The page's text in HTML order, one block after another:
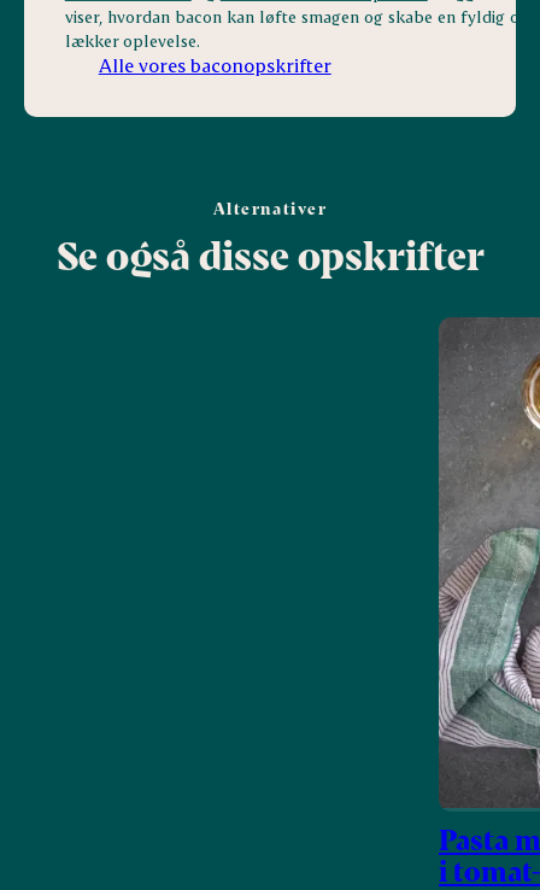
viser, hvordan bacon kan løfte smagen og skabe en fyldig og
lækker oplevelse.
Alle vores baconopskrifter
Alternativer
Se også disse opskrifter
Pasta
i